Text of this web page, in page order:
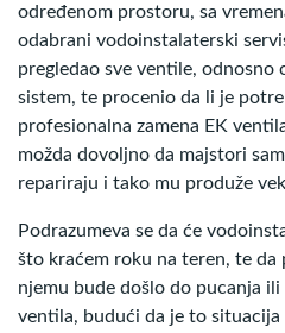
određenom prostoru, sa
odabrani vodoinstalaterski
pregledao sve ventile, odnosno
sistem, te procenio da li je
profesionalna zamena EK
možda dovoljno da majstori
repariraju i tako mu produže
Podrazumeva se da će
što kraćem roku na teren, te da
njemu bude došlo do pucanja
ventila, budući da je to